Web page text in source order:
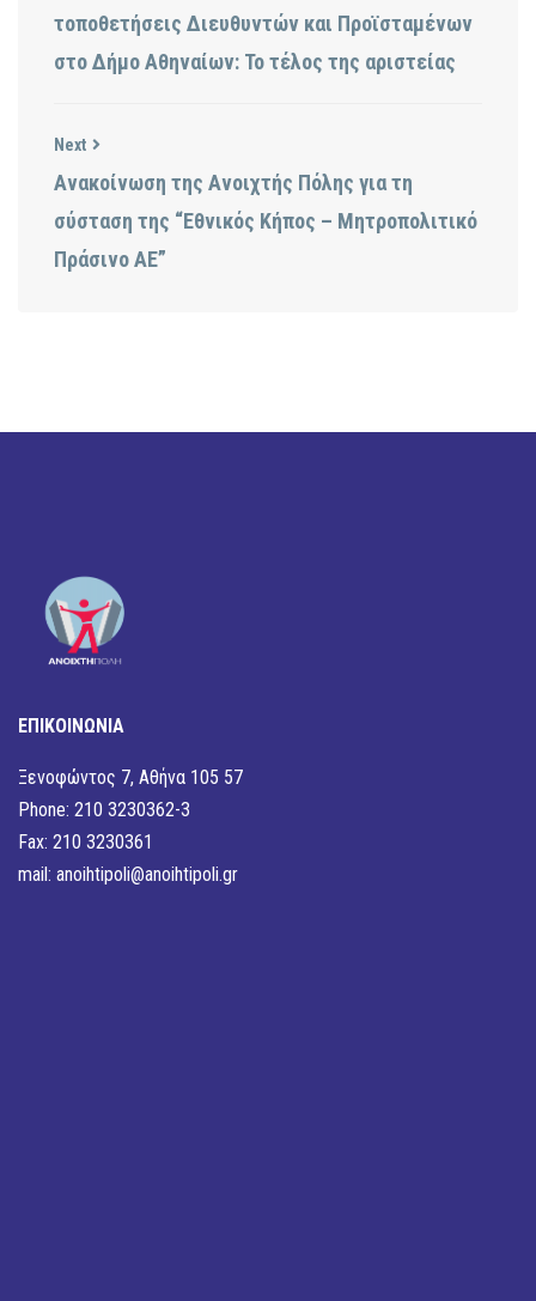
τοποθετήσεις Διευθυντών και Προϊσταμένων
στο Δήμο Αθηναίων: Το τέλος της αριστείας
Next
Ανακοίνωση της Ανοιχτής Πόλης για τη
σύσταση της “Εθνικός Κήπος – Μητροπολιτικό
Πράσινο ΑΕ”
ΕΠΙΚΟΙΝΩΝΙΑ
Ξενοφώντος 7, Αθήνα 105 57
Phone: 210 3230362-3
Fax: 210 3230361
mail: anoihtipoli@anoihtipoli.gr